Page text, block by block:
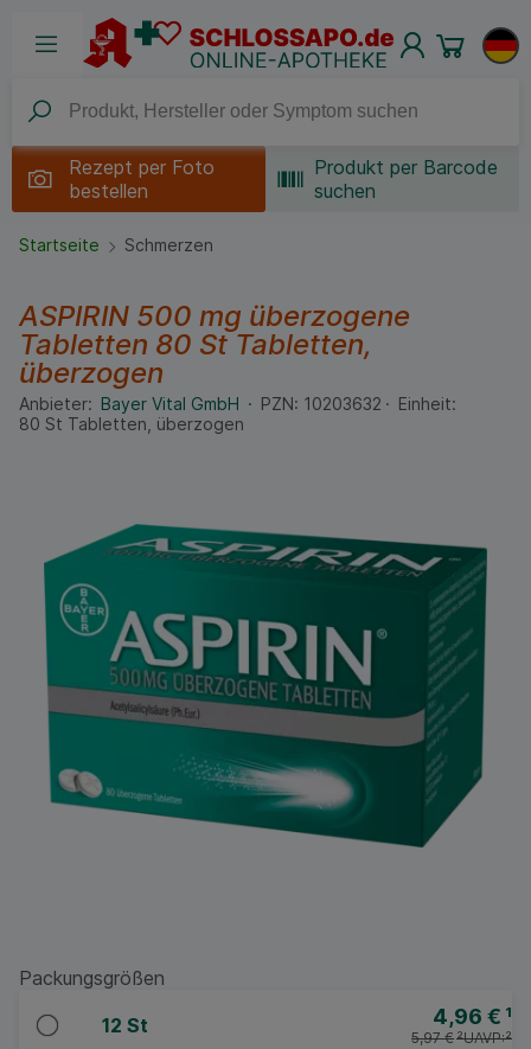
Rezept per Foto
bestellen
Produkt per Barcode
suchen
Startseite Schmerzen
ASPIRIN 500 mg überzogene
Tabletten 80 St Tabletten,
überzogen
Anbieter: Bayer Vital GmbH PZN: 10203632
Einheit:
80 St Tabletten, überzogen
Packungsgrößen
12 St 4,96 € ¹
UAVP:²
5,97 €²